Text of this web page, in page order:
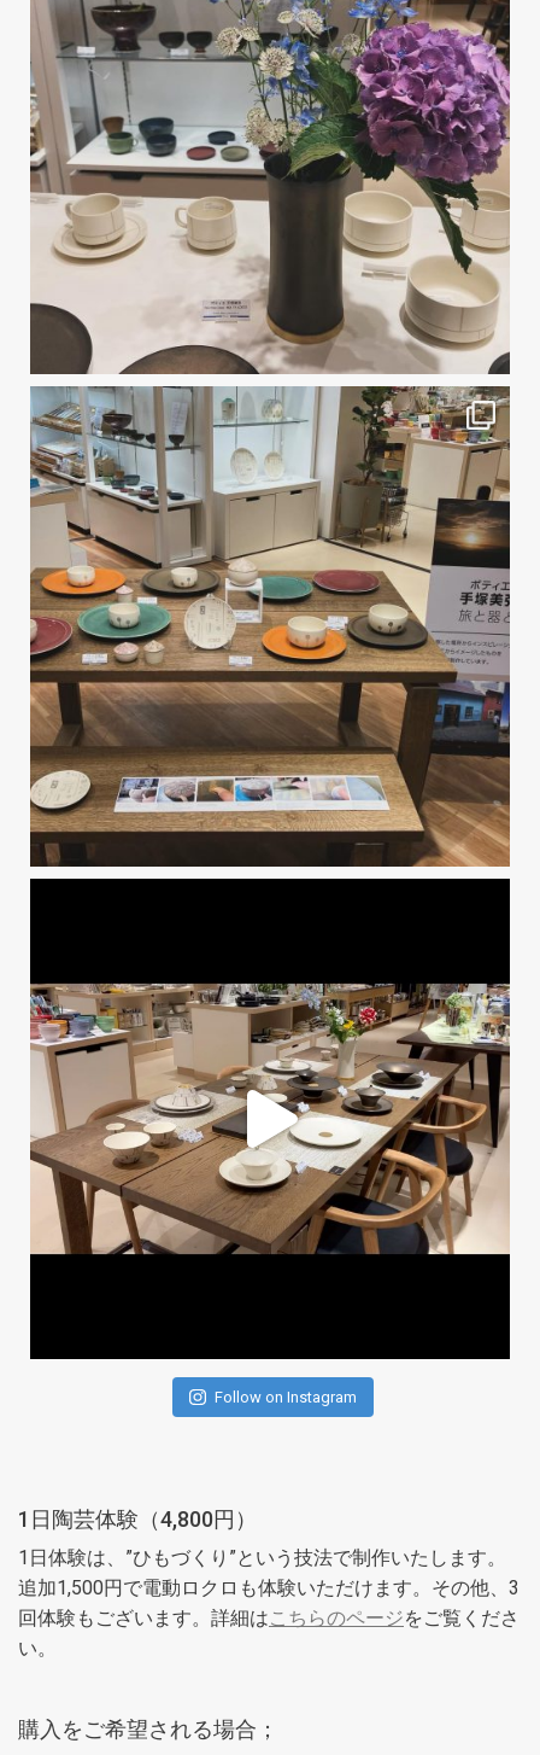
Follow on Instagram
1日陶芸体験（4,800円）
1日体験は、”ひもづくり”という技法で制作いたします。
追加1,500円で電動ロクロも体験いただけます。その他、3
回体験もございます。詳細はこちらのページをご覧くださ
い。
購入をご希望される場合；